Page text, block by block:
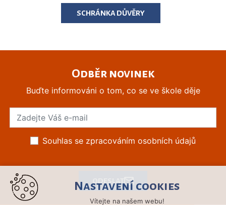
SCHRÁNKA DŮVĚRY
Odběr novinek
Buďte informováni o tom, co se ve škole děje
Souhlas se zpracováním osobních údajů
Nastavení cookies
Vítejte na našem webu!